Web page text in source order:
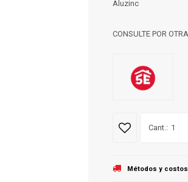
Aluzinc
CONSULTE POR
1
Métodos y